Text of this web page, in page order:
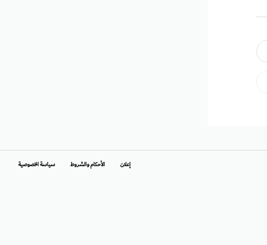
إعلان الأحكام والشروط سياسة الخصوصية